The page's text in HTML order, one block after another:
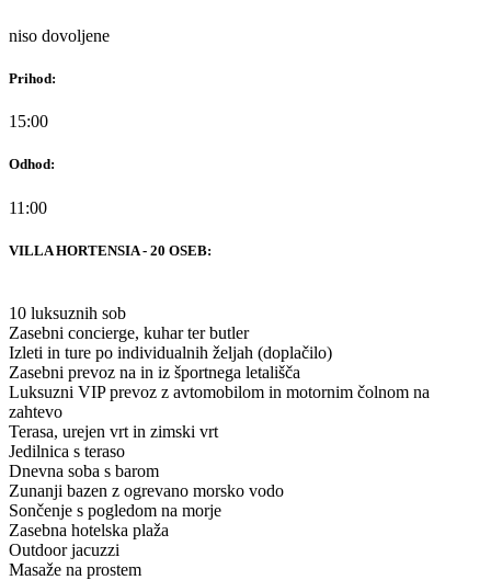
niso dovoljene
Prihod:
15:00
Odhod:
11:00
VILLA HORTENSIA - 20 OSEB:
10 luksuznih sob
Zasebni concierge, kuhar ter butler
Izleti in ture po individualnih željah (doplačilo)
Zasebni prevoz na in iz športnega letališča
Luksuzni VIP prevoz z avtomobilom in motornim čolnom na
zahtevo
Terasa, urejen vrt in zimski vrt
Jedilnica s teraso
Dnevna soba s barom
Zunanji bazen z ogrevano morsko vodo
Sončenje s pogledom na morje
Zasebna hotelska plaža
Outdoor jacuzzi
Masaže na prostem